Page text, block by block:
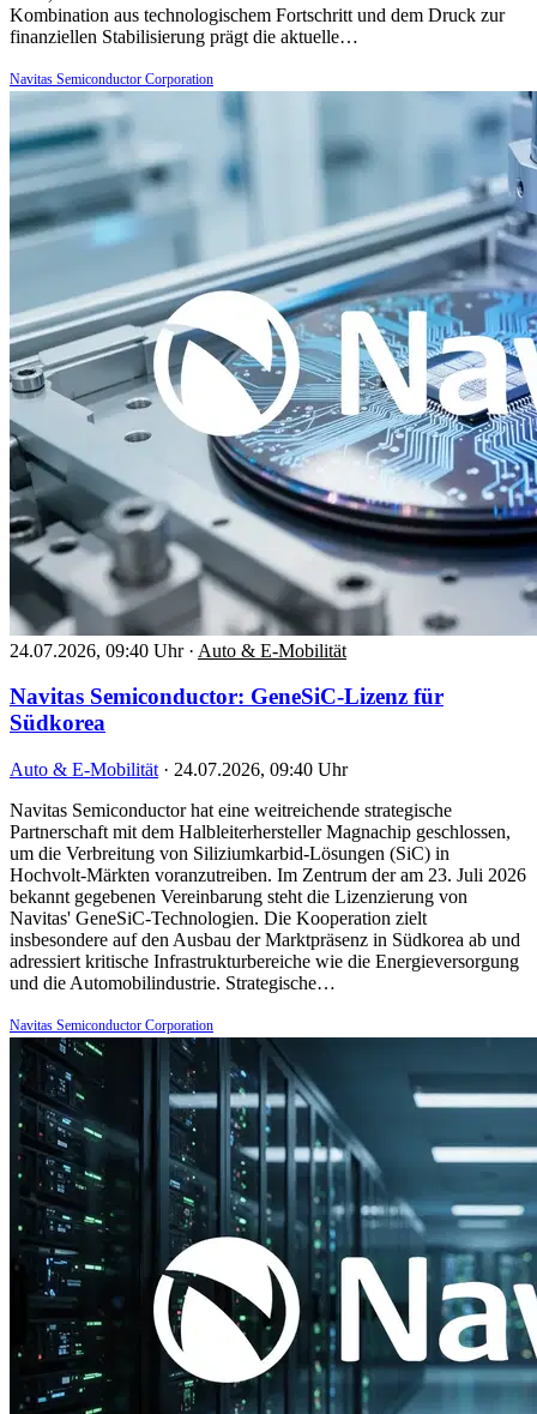
Kombination aus technologischem Fortschritt und dem Druck zur
finanziellen Stabilisierung prägt die aktuelle…
Navitas Semiconductor Corporation
24.07.2026, 09:40 Uhr · Auto & E-Mobilität
Navitas Semiconductor: GeneSiC-Lizenz für
Südkorea
Auto & E-Mobilität · 24.07.2026, 09:40 Uhr
Navitas Semiconductor hat eine weitreichende strategische
Partnerschaft mit dem Halbleiterhersteller Magnachip geschlossen,
um die Verbreitung von Siliziumkarbid-Lösungen (SiC) in
Hochvolt-Märkten voranzutreiben. Im Zentrum der am 23. Juli 2026
bekannt gegebenen Vereinbarung steht die Lizenzierung von
Navitas' GeneSiC-Technologien. Die Kooperation zielt
insbesondere auf den Ausbau der Marktpräsenz in Südkorea ab und
adressiert kritische Infrastrukturbereiche wie die Energieversorgung
und die Automobilindustrie. Strategische…
Navitas Semiconductor Corporation